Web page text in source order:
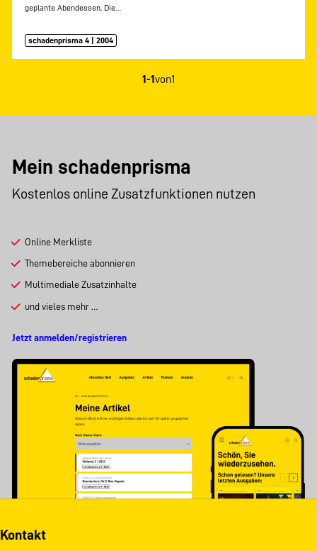
geplante Abendessen. Die…
schadenprisma 4 | 2004
1-1von1
Mein schadenprisma
Kostenlos online Zusatzfunktionen nutzen
Online Merkliste
Themebereiche abonnieren
Multimediale Zusatzinhalte
und vieles mehr …
Jetzt anmelden/registrieren
Kontakt